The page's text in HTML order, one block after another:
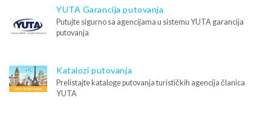
YUTA Garancija putovanja
Putujte sigurno sa agencijama u sistemu YUTA garancija
putovanja
Katalozi putovanja
Prelistajte kataloge putovanja turističkih agencija članica
YUTA